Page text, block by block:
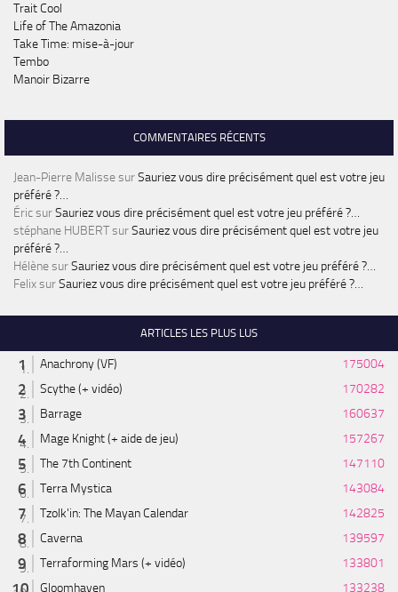
Trait Cool
Life of The Amazonia
Take Time: mise-à-jour
Tembo
Manoir Bizarre
COMMENTAIRES RÉCENTS
Jean-Pierre MalissesurSauriez vous dire précisément quel est votre jeu
préféré ?…
ÉricsurSauriez vous dire précisément quel est votre jeu préféré ?…
stéphane HUBERTsurSauriez vous dire précisément quel est votre jeu
préféré ?…
HélènesurSauriez vous dire précisément quel est votre jeu préféré ?…
FelixsurSauriez vous dire précisément quel est votre jeu préféré ?…
ARTICLES LES PLUS LUS
Anachrony (VF)
175004
Scythe (+ vidéo)
170282
Barrage
160637
Mage Knight (+ aide de jeu)
157267
The 7th Continent
147110
Terra Mystica
143084
Tzolk'in: The Mayan Calendar
142825
Caverna
139597
Terraforming Mars (+ vidéo)
133801
Gloomhaven
133238